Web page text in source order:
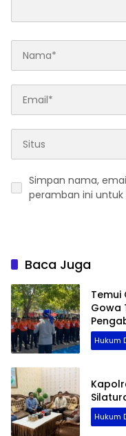
Simpan nama,
peramban ini
Baca Juga
Temui
Gowa
Hukum
Hukum